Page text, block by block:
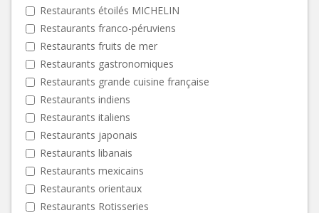
Restaurants étoilés MICHELIN
Restaurants franco-péruviens
Restaurants fruits de mer
Restaurants gastronomiques
Restaurants grande cuisine française
Restaurants indiens
Restaurants italiens
Restaurants japonais
Restaurants libanais
Restaurants mexicains
Restaurants orientaux
Restaurants Rotisseries